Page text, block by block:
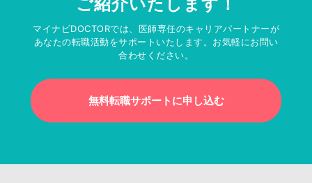
マイナビDOCTORでは、医師専任のキャリアパートナーが
あなたの転職活動をサポートいたします。お気軽にお問い
合わせください。
無料転職サポートに申し込む